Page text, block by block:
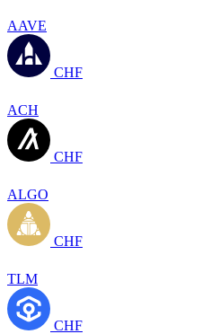
AAVE
CHF
ACH
CHF
ALGO
CHF
TLM
CHF